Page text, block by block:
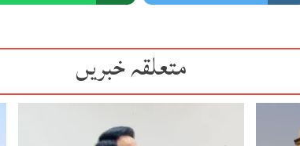
متعلقہ خبریں